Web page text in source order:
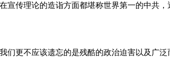
宣传理论的造诣方面都堪称世界第一的中共
们更不应该遗忘的是残酷的政治迫害以及广